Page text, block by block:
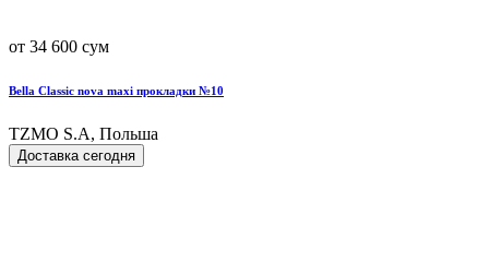
от 34 600 сум
Bella Classic nova maxi прокладки №10
TZMO S.A, Польша
Доставка сегодня